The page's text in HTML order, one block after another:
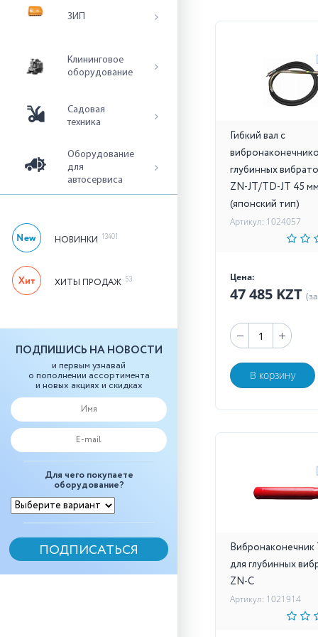
ЗИП
Клининговое
оборудование
Садовая
техника
Оборудование
для
автосервиса
НОВИНКИ 13401
ХИТЫ ПРОДАЖ 53
ПОДПИШИСЬ НА НОВОСТИ
и первым узнавай
о пополнении ассортимента
и новых акциях и скидках
Для чего покупаете
оборудование?
Гибкий вал с
глубинных
ZN-JT/TD-JT 45
(японский тип)
Артикул: 1024057
Цена:
47 485 KZT
В корзину
Вибронаконечник
для глубинных
ZN-С
Артикул: 1021914